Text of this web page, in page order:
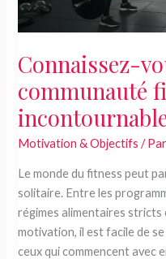
Connaissez-
communauté
Motivation & Objectifs / Par
Le monde du fitness peut
solitaire. Entre les
régimes alimentaires
motivation, il est facile de
ceux qui commencent avec